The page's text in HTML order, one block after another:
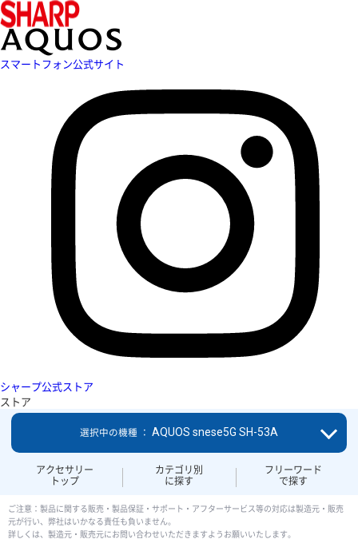
スマートフォン公式サイト
シャープ公式ストア
ストア
アクセサリー
トップ
カテゴリ別
に探す
フリーワード
で探す
選択中の機種 ： AQUOS snese5G SH-53A
ご注意：製品に関する販売・製品保証・サポート・アフターサービス等の対応は製造元・販売
元が行い、弊社はいかなる責任も負いません。
詳しくは、製造元・販売元にお問い合わせいただきますようお願いいたします。